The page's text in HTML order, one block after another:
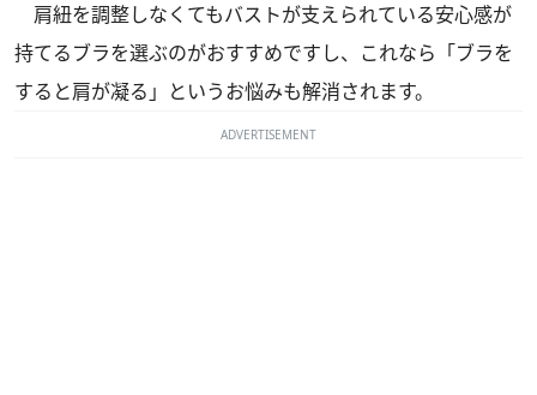
肩紐を調整しなくてもバストが支えられている安心感が
持てるブラを選ぶのがおすすめですし、これなら「ブラを
すると肩が凝る」というお悩みも解消されます。
ADVERTISEMENT